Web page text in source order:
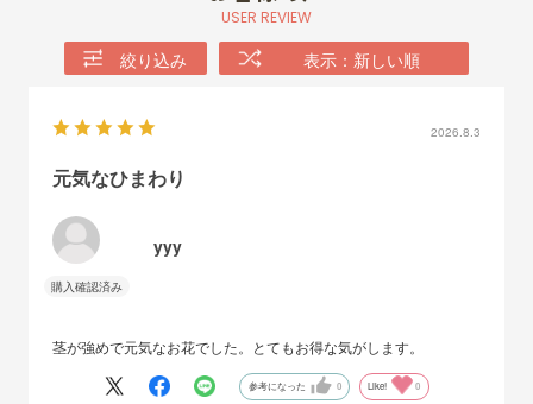
花サイズは6～8センチを目安に仕入れていますが、複色系のひま
ラつきがある点はご了承ください。
USER REVIEW
絞り込み 表示：新しい順
2026.8.3
元気なひまわり
yyy
茎が強めで元気なお花でした。とてもお得な気がします。
参考になった 0 Like! 0